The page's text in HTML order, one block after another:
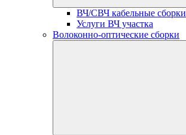
ВЧ/СВЧ кабельные сборки
Услуги ВЧ участка
Волоконно-оптические сборки